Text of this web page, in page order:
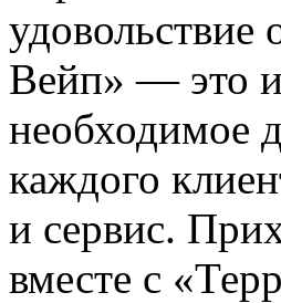
удовольствие
Вейп» — это
необходимое
каждого
и сервис.
вместе с